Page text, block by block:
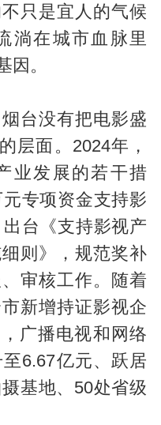
只是宜人的气候
淌在城市血脉里
因。
台没有把电影盛
层面。2024年，
业发展的若干措
专项资金支持影
台《支持影视产
则》，规范奖补
审核工作。随着
新增持证影视企
广播电视和网络
6.67亿元、跃居
基地、50处省级